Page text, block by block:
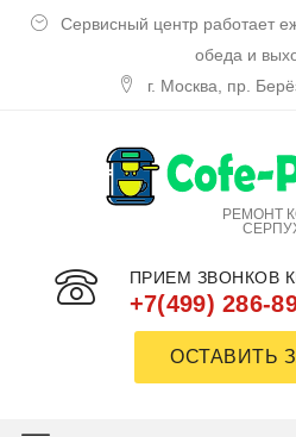
Сервисный центр работает
обеда и
г. Москва, пр.
РЕМОНТ
ПРИЕМ ЗВОНКОВ
+7(499) 286-
ОСТАВИТЬ